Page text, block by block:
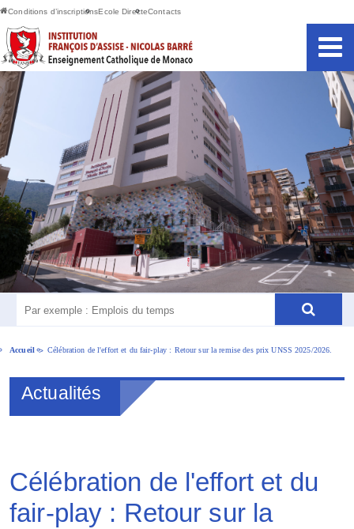
Conditions d’inscriptionsEcole DirecteContacts
Accueil > Célébration de l'effort et du fair-play : Retour sur la remise des prix UNSS 2025/2026.
Actualités
Célébration de l'effort et du
fair-play : Retour sur la